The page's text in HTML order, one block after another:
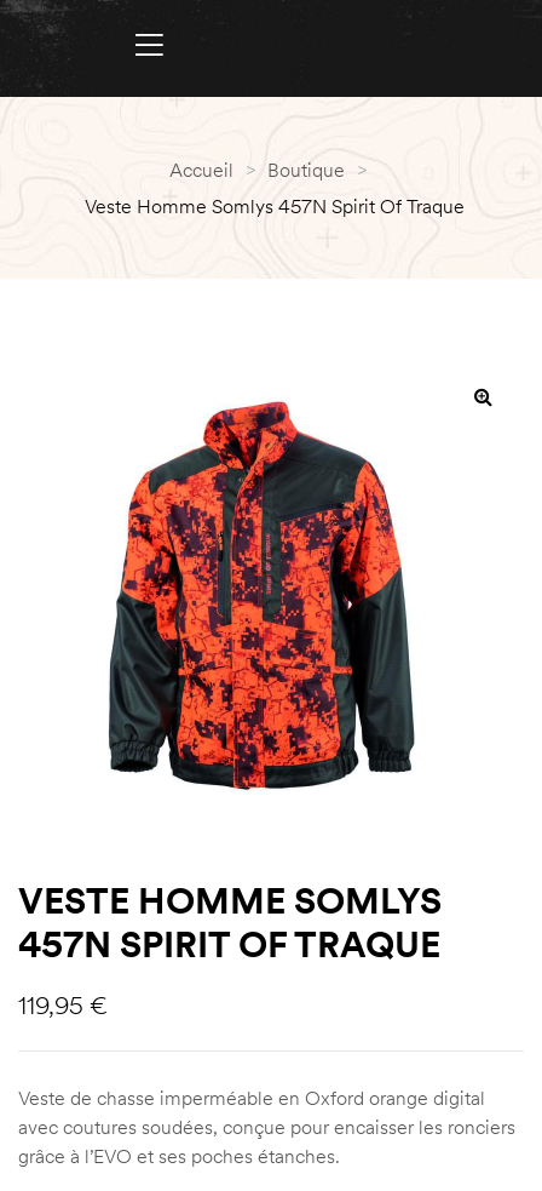
Accueil > Boutique >
Veste Homme Somlys 457N Spirit Of Traque
VESTE HOMME SOMLYS
457N SPIRIT OF TRAQUE
119,95 €
Veste de chasse imperméable en Oxford orange digital
avec coutures soudées, conçue pour encaisser les ronciers
grâce à l’EVO et ses poches étanches.